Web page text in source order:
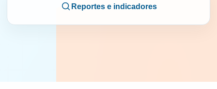
Reportes e indicadores